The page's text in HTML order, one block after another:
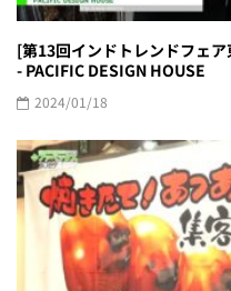
[第13回インドトレンドフェ
- PACIFIC DESIGN HOUSE
2024/01/18